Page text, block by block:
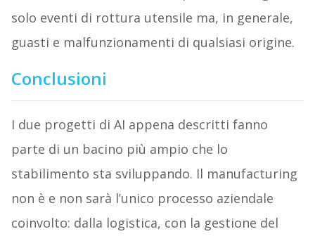
solo eventi di rottura utensile ma, in generale,
guasti e malfunzionamenti di qualsiasi origine.
Conclusioni
I due progetti di AI appena descritti fanno
parte di un bacino più ampio che lo
stabilimento sta sviluppando. Il manufacturing
non è e non sarà l’unico processo aziendale
coinvolto: dalla logistica, con la gestione del